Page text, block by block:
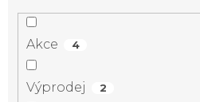
Akce 4
Výprodej 2